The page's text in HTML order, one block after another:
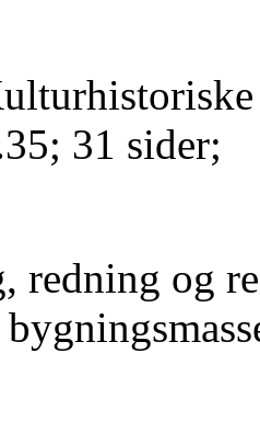
31 sider;
redning og